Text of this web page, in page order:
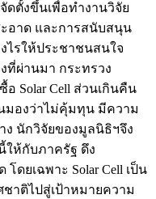
ดตั้งขึ้นเพื่อทำงานวิจัย
อาด และการสนับสนุน
งไรให้ประชาชนสนใจ
งที่ผ่านมา กระทรวง
Solar Cell ส่วนเกินคืน
มองว่าไม่คุ้มทุน มีความ
ง นักวิจัยของมูลนิธิฯจึง
ให้กับภาครัฐ ดึง
ดยเฉพาะ Solar Cell เป็น
าติไปสู่เป้าหมายความ